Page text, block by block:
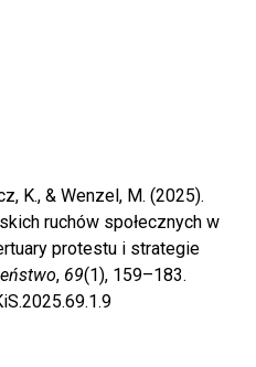
K., & Wenzel, M. (2025).
ruchów społecznych w
protestu i strategie
, 69(1), 159–183.